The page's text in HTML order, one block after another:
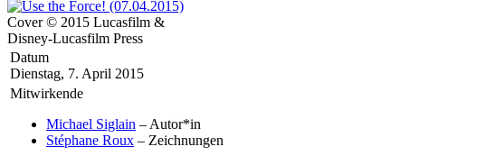
Cover © 2015 Lucasfilm &
Disney-Lucasfilm Press
Datum
Dienstag, 7. April 2015
Mitwirkende
Michael Siglain – Autor*in
Stéphane Roux – Zeichnungen